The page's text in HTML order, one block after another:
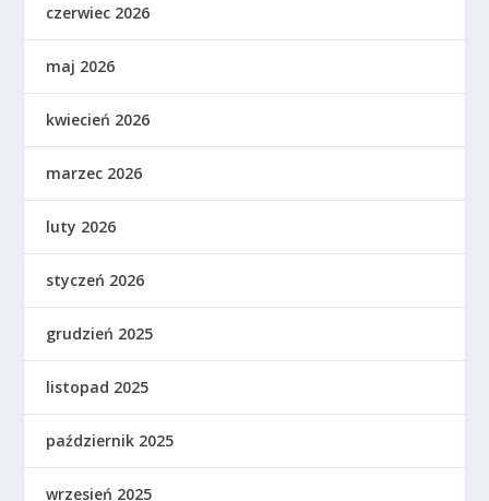
czerwiec 2026
maj 2026
kwiecień 2026
marzec 2026
luty 2026
styczeń 2026
grudzień 2025
listopad 2025
październik 2025
wrzesień 2025